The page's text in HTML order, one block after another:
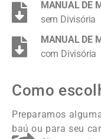
MANUAL DE
sem Divisória
MANUAL DE
com Divisória
Como
Preparamos
baú ou para seu